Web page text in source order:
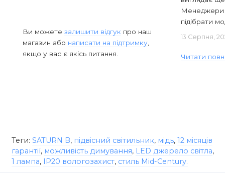
Ви можете залишити відгук про наш
магазин або написати на підтримку
якщо у вас є якісь питання.
Менеджери
підібрати
13 Серпня,
Читати
Теги: SATURN B, підвісний світильник, мідь, 12 місяців
гарантії, можливість димування, LED джерело світла,
1 лампа, IP20 вологозахист, стиль Mid-Century.